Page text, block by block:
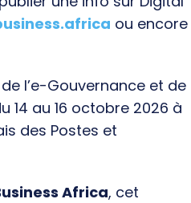
ou encore
l’e-Gouvernance et de
14 au 16 octobre 2026 à
des Postes et
Africa, cet